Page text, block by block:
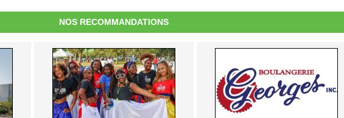
NOS RECOMMANDATIONS